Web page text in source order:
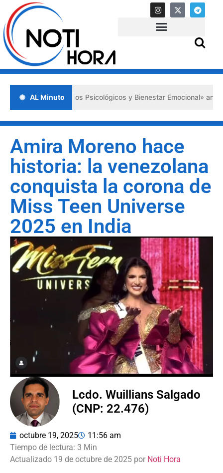
AL Minuto
Auxilios Psicológicos y Bienestar Emocional» ante
Amira Moreno hace
historia: la venezolana
conquista la corona de
Miss Teen Universe
2025 en India
Lcdo. Wuillians Salgado
(CNP: 22.476)
octubre 19, 2025 11:56 am
Actualizado 19 de octubre de 2025 por Noti Hora